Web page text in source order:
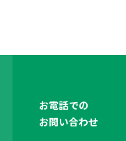
お電話での
お問い合わせ